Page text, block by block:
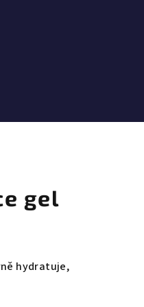
gel
hydratuje,